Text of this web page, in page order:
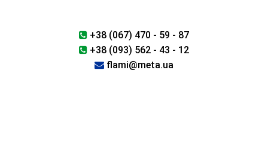
+38 (067) 470 - 59 - 87
+38 (093) 562 - 43 - 12
flami@meta.ua